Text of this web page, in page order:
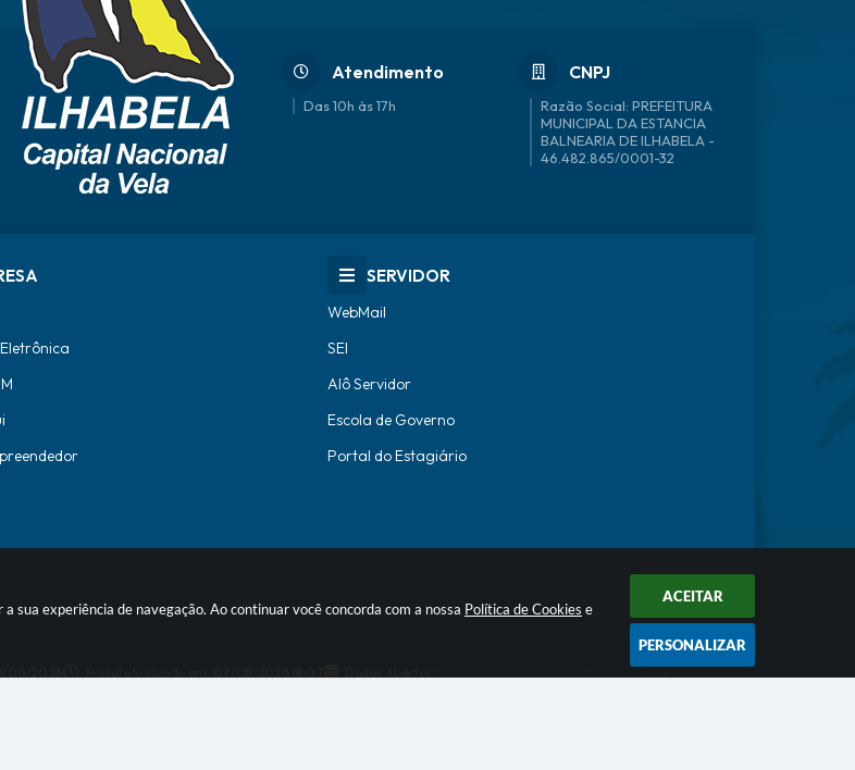
sua experiência de navegação. Ao continuar você concorda com a nossa Política de Cookies e
ACEITAR
PERSONALIZAR
Atendimento
Das 10h às 17h
CNPJ
46.482.865/0001-32
SERVIDOR
WebMail
SEI
Alô Servidor
Escola de Governo
Portal do Estagiário